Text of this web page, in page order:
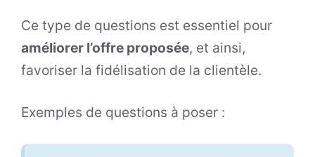
Ce type de questions est essentiel pour
améliorer l’offre proposée, et ainsi,
favoriser la fidélisation de la clientèle.
Exemples de questions à poser :